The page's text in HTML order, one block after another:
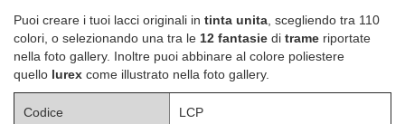
Puoi creare i tuoi lacci originali in tinta unita , scegliendo tra 110
colori, o selezionando una tra le 12 fantasie di trame riportate
nella foto gallery. Inoltre puoi abbinare al colore poliestere
quello lurex come illustrato nella foto gallery.
Codice LCP